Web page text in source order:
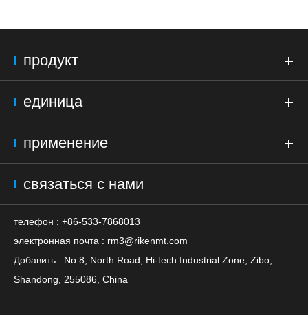
продукт
единица
применение
связаться с нами
телефон : +86-533-7868013
электронная почта : rm3@rikenmt.com
Добавить : No.8, North Road, Hi-tech Industrial Zone, Zibo,
Shandong, 255086, China